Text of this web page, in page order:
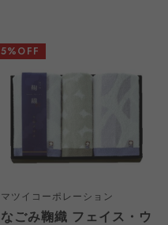
マツイコーポレーション
なごみ鞠織 フェイス・ウ
5%OFF